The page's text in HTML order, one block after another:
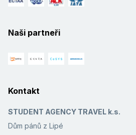
Naši partneři
Kontakt
STUDENT AGENCY TRAVEL k.s.
Dům pánů z Lipé